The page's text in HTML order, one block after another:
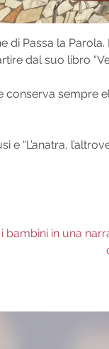
Passa la Parola.
dal suo libro
sempre
“L’anatra,
bambini in una